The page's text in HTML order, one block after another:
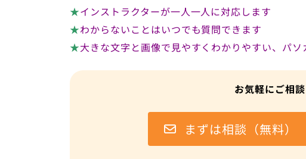
★インストラクターが一人一人に対応します
★わからないことはいつでも質問できます
★大きな文字と画像で見やすくわかりやすい、パ
お気軽にご相
まずは相談（無料）